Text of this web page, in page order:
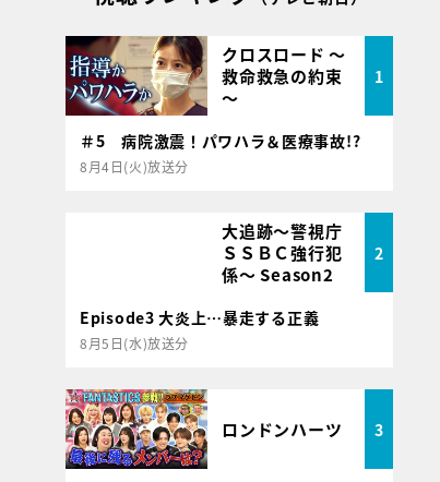
クロスロード ～
救命救急の約束
～
1
＃5 病院激震！パワハラ＆医療事故!?
8月4日(火)放送分
大追跡～警視庁
ＳＳＢＣ強行犯
係～ Season2
2
Episode3 大炎上…暴走する正義
8月5日(水)放送分
ロンドンハーツ 3